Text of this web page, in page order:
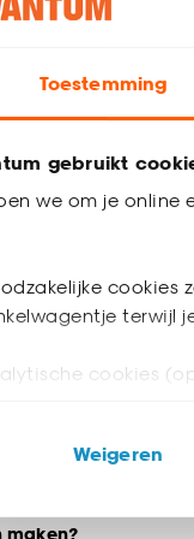
Toestemming
gebruikt
we om je online
cookies
terwijl
cookies
buiten de
‘Ja, alles
Weigeren
en heeft een grove
meer privacy.
vezel,
met een licht
i.p.v. handmatig?
maken?